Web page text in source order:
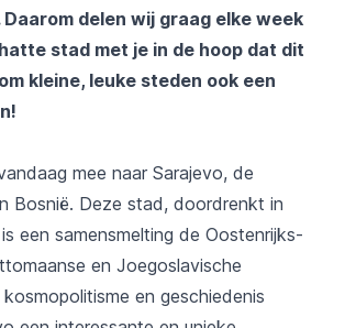
delen wij graag elke week
stad met je in de hoop dat dit
kleine, leuke steden ook een
mee naar Sarajevo, de
Bosnië. Deze stad, doordrenkt in
een samensmelting de Oostenrijks-
en Joegoslavische
en geschiedenis